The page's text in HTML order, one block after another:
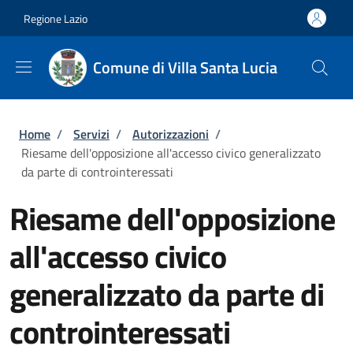
Regione Lazio
Comune di Villa Santa Lucia
Briciole di pane
Home / Servizi / Autorizzazioni /
Riesame dell'opposizione all'accesso civico generalizzato
da parte di controinteressati
Riesame dell'opposizione
all'accesso civico
generalizzato da parte di
controinteressati